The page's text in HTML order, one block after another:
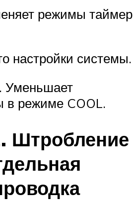
режимы таймер
настройки системы.
Уменьшает
в режиме COOL.
Штробление